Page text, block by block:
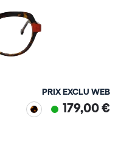
PRIX EXCLU WEB
179,00 €